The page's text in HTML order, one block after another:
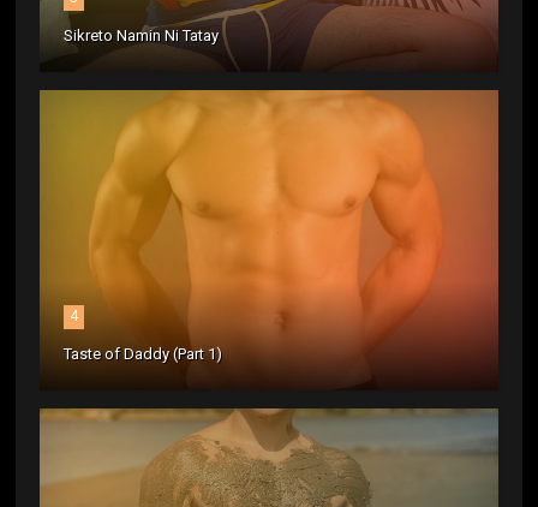
Sikreto Namin Ni Tatay
4
Taste of Daddy (Part 1)